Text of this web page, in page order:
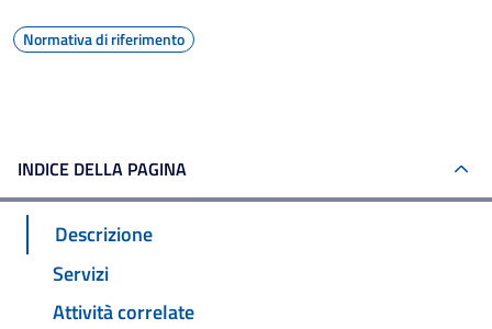
Normativa di riferimento
INDICE DELLA PAGINA
Descrizione
Servizi
Attività correlate